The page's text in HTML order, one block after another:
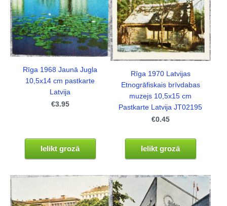
Rīga 1968 Jaunā Jugla
10,5x14 cm pastkarte
Latvija
€3.95
Ielikt grozā
Rīga 1970 Latvijas
Etnogrāfiskais brīvdabas
muzejs 10,5x15 cm
Pastkarte Latvija JT02195
€0.45
Ielikt grozā